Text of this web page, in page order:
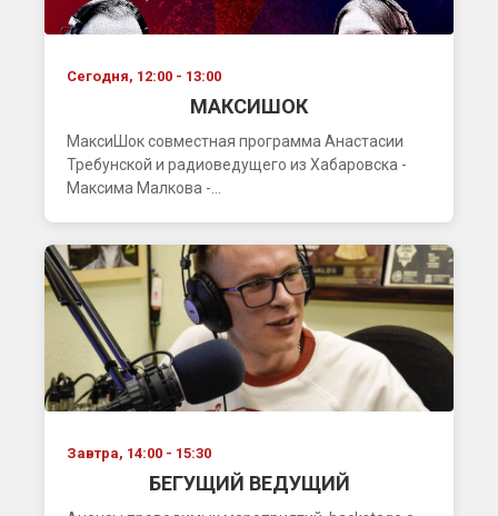
Сегодня, 12:00 - 13:00
МАКСИШОК
МаксиШок совместная программа Анастасии
Требунской и радиоведущего из Хабаровска -
Максима Малкова -...
Завтра, 14:00 - 15:30
БЕГУЩИЙ ВЕДУЩИЙ